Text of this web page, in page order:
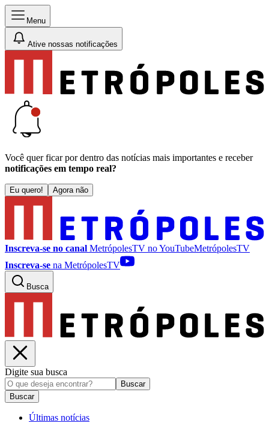
Menu
Ative nossas notificações
Você quer ficar por dentro das notícias mais importantes e receber
notificações em tempo real?
Eu quero! Agora não
Inscreva-se no canal MetrópolesTV noYouTubeMetrópolesTV
Inscreva-se na MetrópolesTV
Busca
Digite sua busca
Buscar
Buscar
Últimas notícias